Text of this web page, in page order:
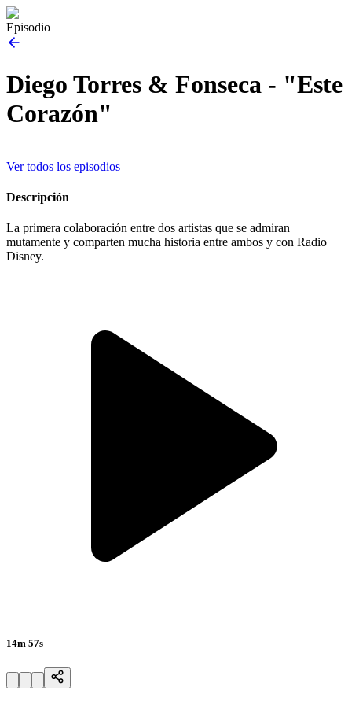
Episodio
Diego Torres & Fonseca - "Este
Corazón"
Ver todos los episodios
Descripción
La primera colaboración entre dos artistas que se admiran
mutamente y comparten mucha historia entre ambos y con Radio
Disney.
14m 57s